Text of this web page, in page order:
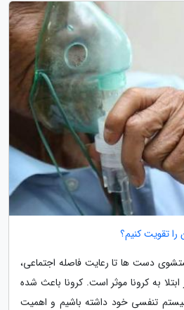
تقویت کنیم؟
دست ها تا رعایت فاصله اجتماعی،
به کرونا موثر است. کرونا باعث شده
تنفسی خود داشته باشیم و اهمیت